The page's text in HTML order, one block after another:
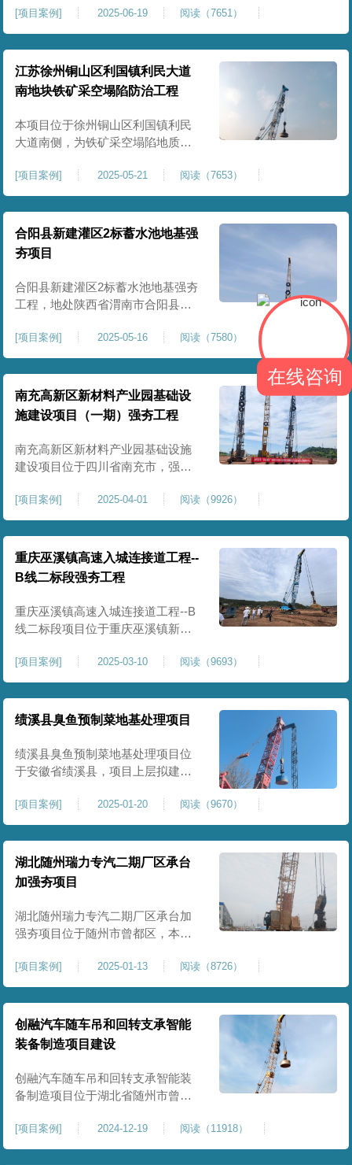
积约 20000 平方米，采用满场强夯
加固方式改善场地工程地质条件，
有效提高地基承载力、控制不均匀
沉降，满足变电站各类构支架、电
气设备及配套设施建设标准。本项
目是嵩县重要电力基础设施，投运
后优化区域电网布局，增强当
[项目案例] 2025-06-19 阅读（7651）
江苏徐州铜山区利国镇利民大道
南地块铁矿采空塌陷防治工程
本项目位于徐州铜山区利国镇利民
大道南侧，为铁矿采空塌陷地质灾
35000㎡。针对区域铁矿开采遗留的
地层松散、裂隙发育、塌陷沉降等
隐患，采用强夯工艺加固场地地
基，消除采空地质风险，提升场地
整体稳定性与承载力，彻底改善地
块建设条件，实现矿区地质灾害治
理与土地安全利用。
[项目案例] 2025-05-21 阅读（7653）
合阳县新建灌区2标蓄水池地基强
夯项目
合阳县新建灌区2标蓄水池地基强夯
工程，地处陕西省渭南市合阳县，
的关键前置工程，主要服务于片区
农业灌溉蓄水配套建设，为后续蓄
水池主体施工筑牢地基基础，保障
灌区水利设施长期稳定运行。本工
程核心施工内容为蓄水池场地地基
强夯加固处理，总强夯施工面积
25000㎡，施工完成后场地上部将新
[项目案例] 2025-05-16 阅读（7580）
南充高新区新材料产业园基础设
施建设项目（一期）强夯工程
南充高新区新材料产业园基础设施
建设项目位于四川省南充市，强夯
软弱土、回填土等复杂地质，采用
强夯地基加固，深层加固地基、提
升承载力、严控工后沉降，为厂
房、道路及配套设施筑牢基础。本
项目施工作业面积大，我司将整个
场地施工区域合理划分为若干个区
段，分区分段施工，投入强夯设备3
[项目案例] 2025-04-01 阅读（9926）
重庆巫溪镇高速入城连接道工程--
B线二标段强夯工程
重庆巫溪镇高速入城连接道工程--B
线二标段项目位于重庆巫溪镇新建
形成，回填完成，强夯施工一次，
极大考验我司与土方单位交叉施工
能力。每标段强夯施工完成，现场
工程师组织三方验收一次，确认工
施工质量，确保工程整体质量。在
施工过程中我司严格按照设计规范
[项目案例] 2025-03-10 阅读（9693）
绩溪县臭鱼预制菜地基处理项目
绩溪县臭鱼预制菜地基处理项目位
于安徽省绩溪县，项目上层拟建生
米。本项目场地后续使用要求较
高，设计拟采用大夯击能进行场地
地基加固处理，我司配备FW5000A
大型强夯机一台，并配备28m龙门架
一幅辅助高能级强夯施工，配备
85T，直径为2m，高度为2.2m的柱
锤一个，柱锤接地面积更小，强夯
穿透
[项目案例] 2025-01-20 阅读（9670）
湖北随州瑞力专汽二期厂区承台
加强夯项目
湖北随州瑞力专汽二期厂区承台加
强夯项目位于随州市曾都区，本项
要求采用强夯置换工艺进行加固处
理，要求经处理深度不小于8米，地
基承载力不小于180Kpa，该项目场
地周边已有建筑物，且本项目采用
夯击能较大，夯击次数较多，为确
保场地临近建筑物安全性，我司在
临近建筑物的场地界限开挖减震沟
[项目案例] 2025-01-13 阅读（8726）
创融汽车随车吊和回转支承智能
装备制造项目建设
创融汽车随车吊和回转支承智能装
备制造项目位于湖北省随州市曾都
套设置，本次对主要对项目生产车
间区域进行强夯施工，面积约为
[项目案例] 2024-12-19 阅读（11918）
在线咨询